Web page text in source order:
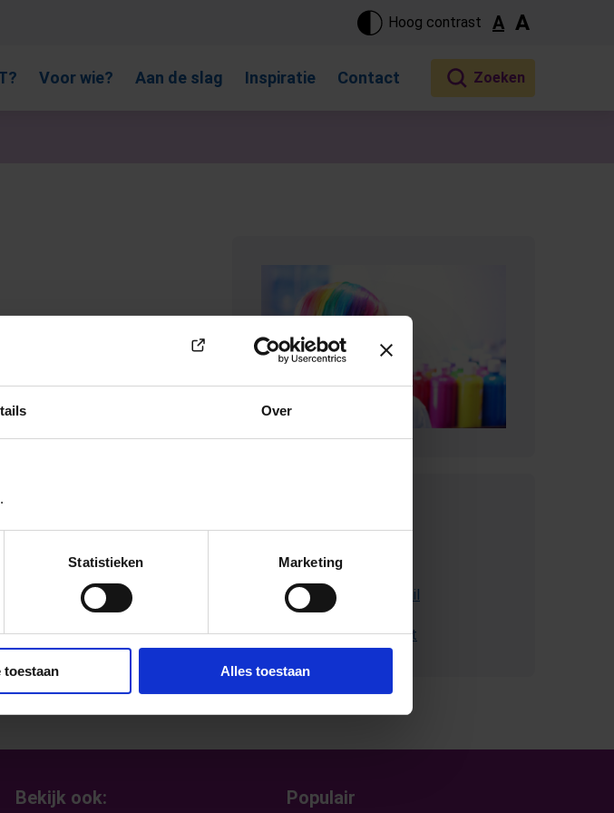
(Opent in een nieuw tabblad)
Over
Statistieken Marketing
toestaan Alles toestaan
Hoog contrast A A
Voor wie? Aan de slag Inspiratie Contact
te gaan naar de gewenste pagina. Touch-apparaat gebruikers, bewegen door aanraking
de
12 of 19
Stuur ons een e-mail
Bel met Schoolsout
Bekijk ook: Populair